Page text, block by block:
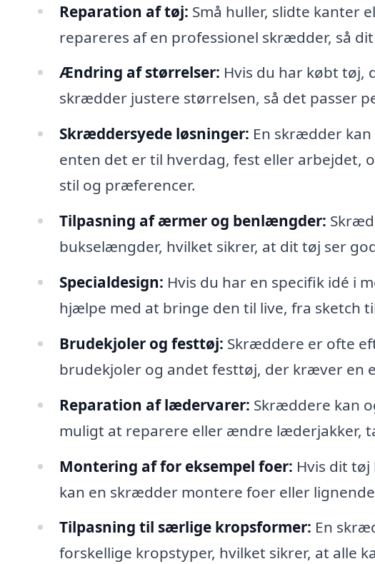
Reparation af tøj: Små huller, slidte kanter
repareres af en professionel skrædder, så
Ændring af størrelser: Hvis du har købt tøj,
skrædder justere størrelsen, så det passer
Skræddersyede løsninger: En skrædder
enten det er til hverdag, fest eller arbejdet,
stil og præferencer.
Tilpasning af ærmer og benlængder:
bukselængder, hvilket sikrer, at dit tøj ser
Specialdesign: Hvis du har en specifik idé i
hjælpe med at bringe den til live, fra sketch
Brudekjoler og festtøj: Skræddere er ofte
brudekjoler og andet festtøj, der kræver en
Reparation af lædervarer: Skræddere kan
muligt at reparere eller ændre læderjakker,
Montering af for eksempel foer: Hvis dit
kan en skrædder montere foer eller
Tilpasning til særlige kropsformer: En
forskellige kropstyper, hvilket sikrer, at alle